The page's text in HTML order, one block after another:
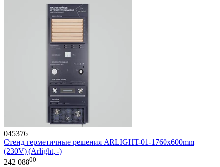
045376
Стенд герметичные решения ARLIGHT-01-1760x600mm
(230V) (Arlight, -)
242 08800